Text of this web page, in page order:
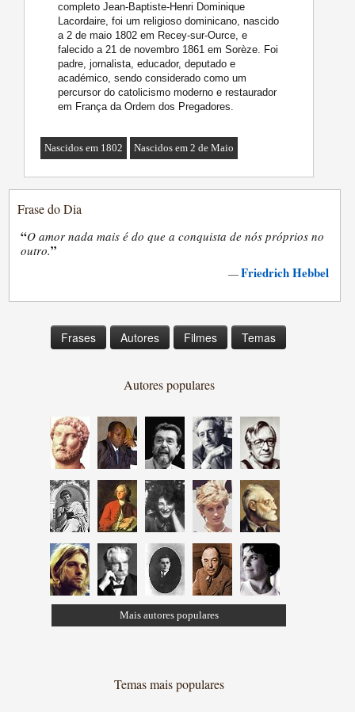
completo Jean-Baptiste-Henri Dominique
Lacordaire, foi um religioso dominicano, nascido
a 2 de maio 1802 em Recey-sur-Ource, e
falecido a 21 de novembro 1861 em Sorèze. Foi
padre, jornalista, educador, deputado e
académico, sendo considerado como um
percursor do catolicismo moderno e restaurador
em França da Ordem dos Pregadores.
Nascidos em 1802 Nascidos em 2 de Maio
Frase do Dia
“O amor nada mais é do que a conquista de nós próprios no
outro.”
—Friedrich Hebbel
Frases Autores Filmes Temas
Autores populares
Mais autores populares
Temas mais populares